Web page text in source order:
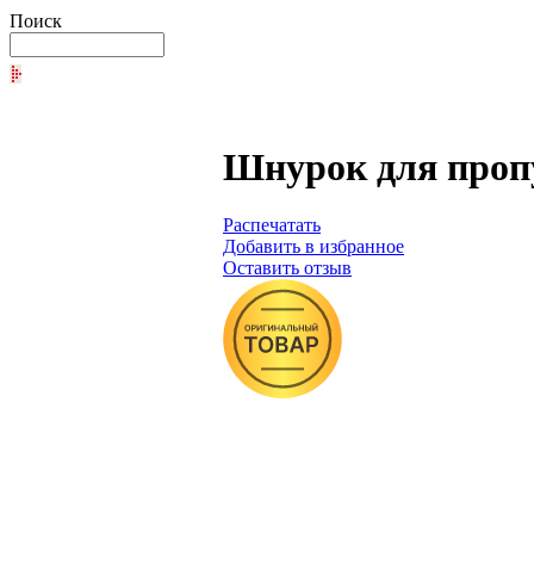
Поиск
Шнурок для
Распечатать
Добавить в избранное
Оставить отзыв